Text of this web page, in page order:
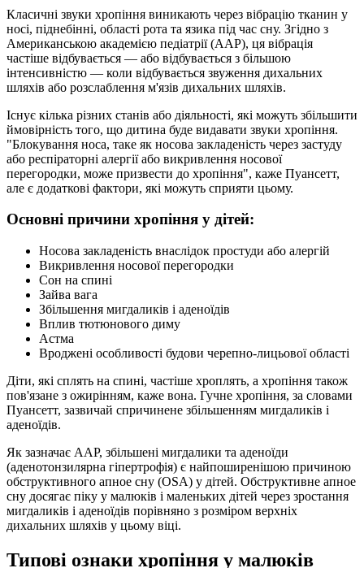
Класичні звуки хропіння виникають через вібрацію тканин у
носі, піднебінні, області рота та язика під час сну. Згідно з
Американською академією педіатрії (AAP), ця вібрація
частіше відбувається — або відбувається з більшою
інтенсивністю — коли відбувається звуження дихальних
шляхів або розслаблення м'язів дихальних шляхів.
Існує кілька різних станів або діяльності, які можуть збільшити
ймовірність того, що дитина буде видавати звуки хропіння.
"Блокування носа, таке як носова закладеність через застуду
або респіраторні алергії або викривлення носової
перегородки, може призвести до хропіння", каже Пуансетт,
але є додаткові фактори, які можуть сприяти цьому.
Основні причини хропіння у дітей:
Носова закладеність внаслідок простуди або алергій
Викривлення носової перегородки
Сон на спині
Зайва вага
Збільшення мигдаликів і аденоїдів
Вплив тютюнового диму
Астма
Вроджені особливості будови черепно-лицьової області
Діти, які сплять на спині, частіше хроплять, а хропіння також
пов'язане з ожирінням, каже вона. Гучне хропіння, за словами
Пуансетт, зазвичай спричинене збільшенням мигдаликів і
аденоїдів.
Як зазначає AAP, збільшені мигдалики та аденоїди
(аденотонзилярна гіпертрофія) є найпоширенішою причиною
обструктивного апное сну (OSA) у дітей. Обструктивне апное
сну досягає піку у малюків і маленьких дітей через зростання
мигдаликів і аденоїдів порівняно з розміром верхніх
дихальних шляхів у цьому віці.
Типові ознаки хропіння у малюків